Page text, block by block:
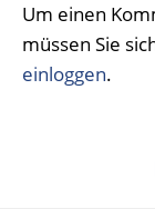
Um einen
müssen Sie
einloggen.